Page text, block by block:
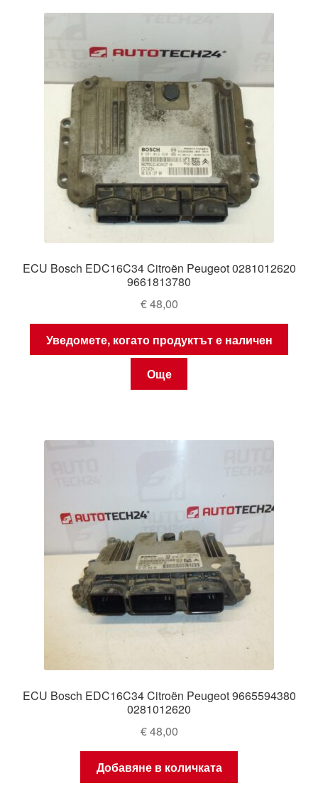
latest
ECU Bosch EDC16C34 Citroën Peugeot 0281012620
9661813780
€48,00
Уведомете, когато продуктът е наличен
Още
ECU Bosch EDC16C34 Citroën Peugeot 9665594380
0281012620
€48,00
Добавяне в количката